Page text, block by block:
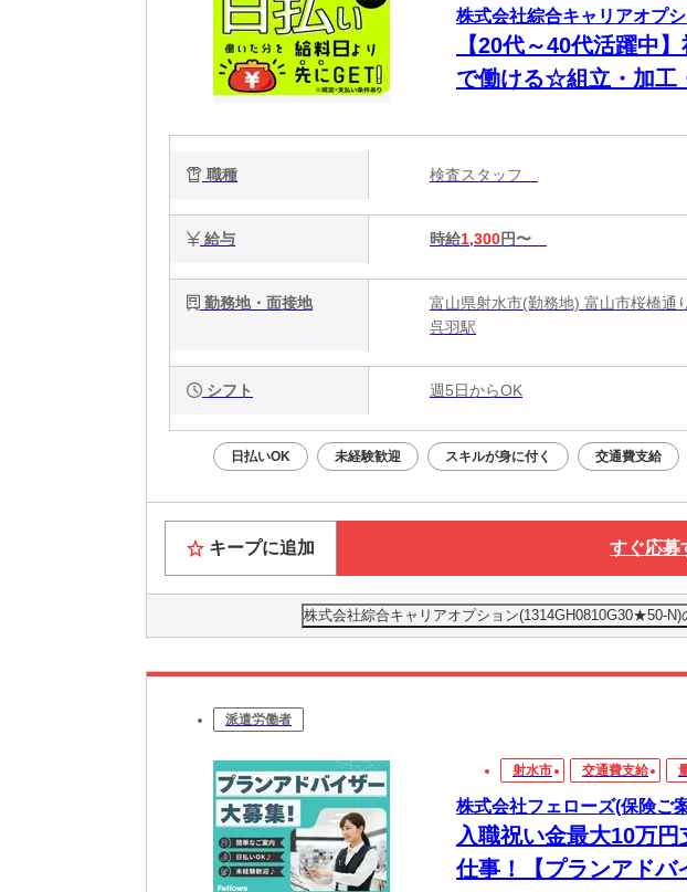
株式会社綜合キャリアオプ
【20代～40代活躍中
で働ける☆組立・加工
職種 検査スタッフ
給与 時給1,300円〜
勤務地・面接地
富山県射水市(勤務地) 富山市桜橋通
呉羽駅
シフト 週5日からOK
日払いOK 未経験歓迎 スキルが身に付く 交通費支給
キープに追加 すぐ応募
株式会社綜合キャリアオプション(1314GH0810G30★50-N)
派遣労働者
射水市 交通費支給
株式会社フェローズ(保険ご
入職祝い金最大10万
仕事！【プランアドバ